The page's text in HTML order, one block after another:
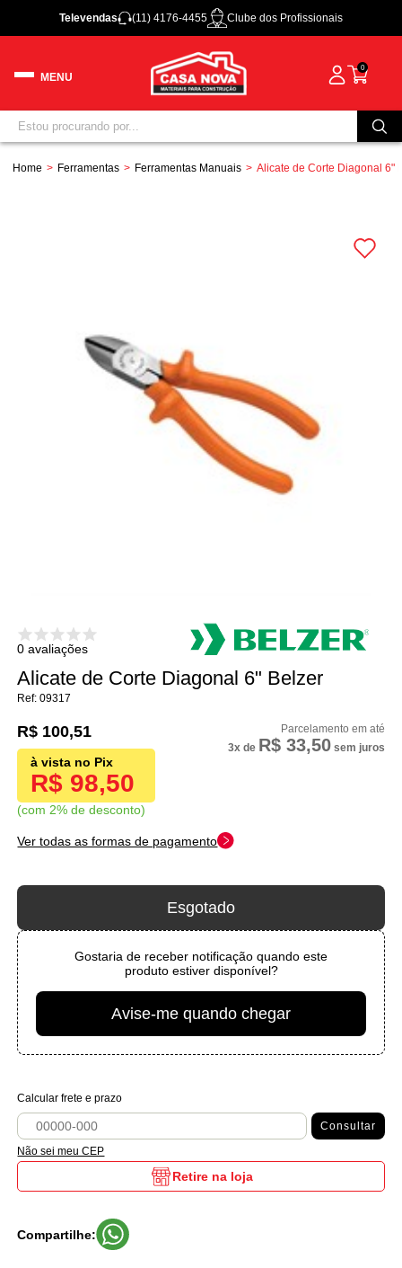
Televendas (11) 4176-4455 Clube dos Profissionais
0
Home Ferramentas Ferramentas Manuais Alicate de Corte Diagonal 6"
0 avaliações
Alicate de Corte Diagonal 6" Belzer
09317
R$ 98,50
com 2% de desconto
R$ 100,51
3x de R$ 33,50sem juros
Ver todas as formas de pagamento
Esgotado
Gostaria de receber notificação quando este
produto estiver disponível?
Avise-me quando chegar
Calcular frete e prazo
Consultar
Não sei meu CEP
Retire na loja
Compartilhe: